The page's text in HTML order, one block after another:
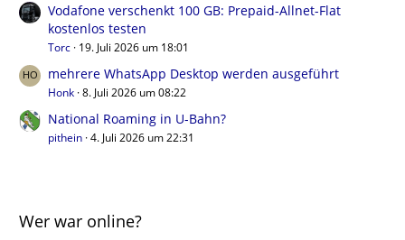
Vodafone verschenkt 100 GB: Prepaid-Allnet-Flat
kostenlos testen
Torc 19. Juli 2026 um 18:01
mehrere WhatsApp Desktop werden ausgeführt
Honk 8. Juli 2026 um 08:22
National Roaming in U-Bahn?
pithein 4. Juli 2026 um 22:31
Wer war online?